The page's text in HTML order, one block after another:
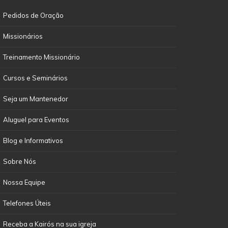
Pedidos de Oração
Missionários
Treinamento Missionário
Cursos e Seminários
Seja um Mantenedor
Aluguel para Eventos
Blog e Informativos
Sobre Nós
Nossa Equipe
Telefones Úteis
Receba a Kairós na sua igreja